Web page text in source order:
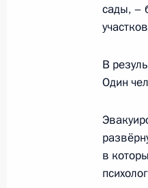
2
29
сады, –
В
Один
в